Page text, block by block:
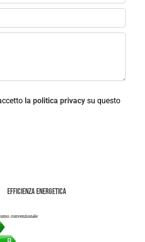
la politica privacy su questo
Efficienza energetica
convenzionale